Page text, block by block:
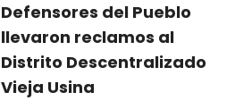
Defensores del Pueblo
llevaron reclamos al
Distrito Descentralizado
Vieja Usina